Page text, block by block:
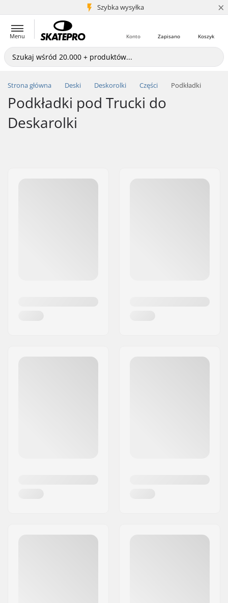
Szybka wysyłka
5+ mln klientów ×
Menu Koszyk
Zapisano
Konto
Strona główna Deski Deskorolki Części Podkładki
Podkładki pod Trucki do
Deskarolki